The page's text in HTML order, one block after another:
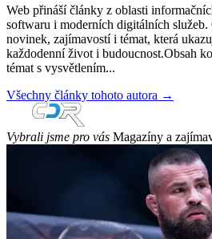
Web přináší články z oblasti
softwaru i moderních digitálních služeb.
novinek, zajímavostí i témat, která
každodenní život i budoucnost.Obsah
témat s vysvětlením...
Všechny články tohoto autora →
Vybrali jsme pro vás Magazíny a